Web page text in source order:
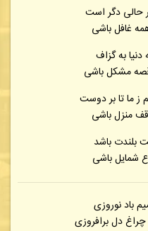
حالی دگر است
غافل باشی
به گزاف
مشکل باشی
ز ما تا بر دوست
منزل باشی
بلندت باشد
شمایل باشی
باد نوروزی
دل برافروزی